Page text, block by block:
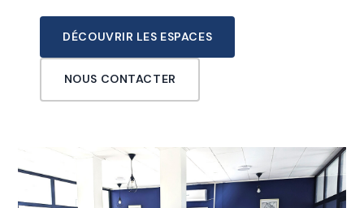
DÉCOUVRIR LES ESPACES
NOUS CONTACTER